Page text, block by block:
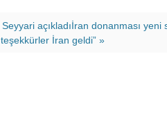
açıkladıİran donanması yeni
İran geldi” »